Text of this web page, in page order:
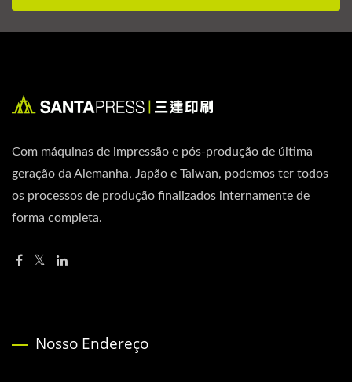
Com máquinas de impressão e pós-produção de última
geração da Alemanha, Japão e Taiwan, podemos ter todos
os processos de produção finalizados internamente de
forma completa.
Nosso Endereço